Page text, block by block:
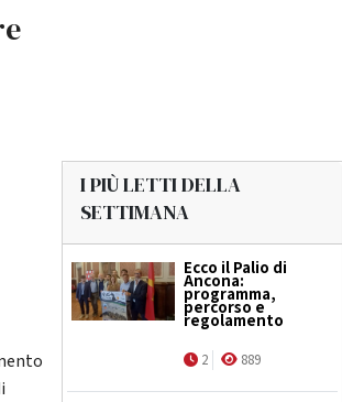
I PIÙ LETTI DELLA
SETTIMANA
Ecco il Palio di
Ancona:
programma,
percorso e
regolamento
2 889